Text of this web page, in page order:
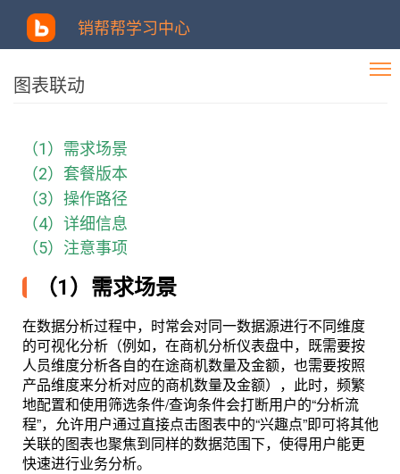
销帮帮学习中心
图表联动
（1）需求场景
（2）套餐版本
（3）操作路径
（4）详细信息
（5）注意事项
（1）需求场景
在数据分析过程中，时常会对同一数据源进行不同维度
的可视化分析（例如，在商机分析仪表盘中，既需要按
人员维度分析各自的在途商机数量及金额，也需要按照
产品维度来分析对应的商机数量及金额），此时，频繁
地配置和使用筛选条件/查询条件会打断用户的“分析流
程”，允许用户通过直接点击图表中的“兴趣点”即可将其他
关联的图表也聚焦到同样的数据范围下，使得用户能更
快速进行业务分析。